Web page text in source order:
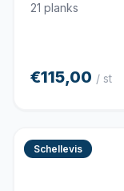
21 planks
€115,00 / st
Schellevis